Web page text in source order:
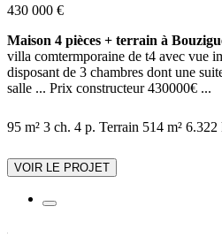
430 000 €
Maison 4 pièces + terrain à
villa comtermporaine de t4 avec vue
disposant de 3 chambres dont une
salle ... Prix constructeur 430000€ ...
95 m² 3 ch. 4 p. Terrain 514 m² 6.322
VOIR LE PROJET